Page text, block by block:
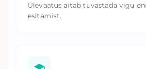
Ülevaatus aitab tuvastada vigu
esitamist.